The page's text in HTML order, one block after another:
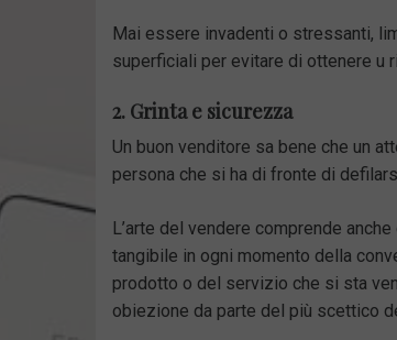
Mai essere invadenti o stressanti,
superficiali per evitare di ottenere u
2. Grinta e sicurezza
Un buon venditore sa bene che un
persona che si ha di fronte di
L’arte del vendere comprende
tangibile in ogni momento della
prodotto o del servizio che si sta
obiezione da parte del più scettico